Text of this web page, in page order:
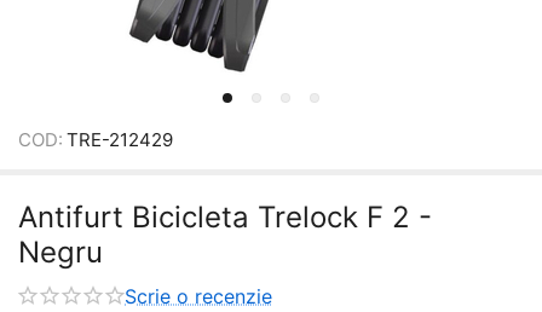
COD: TRE-212429
Antifurt Bicicleta Trelock F 2 -
Negru
Scrie o recenzie